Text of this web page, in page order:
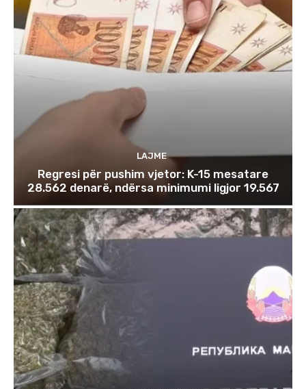
LAJME
Regresi për pushim vjetor: K-15 mesatare
28.562 denarë, ndërsa minimumi ligjor 19.567